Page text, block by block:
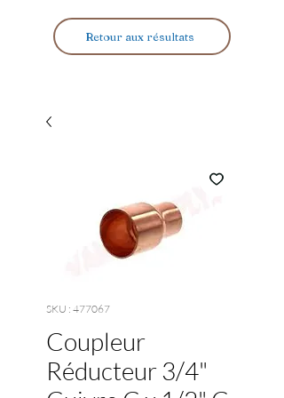
Retour aux résultats
SKU : 477067
Coupleur
Réducteur 3/4"